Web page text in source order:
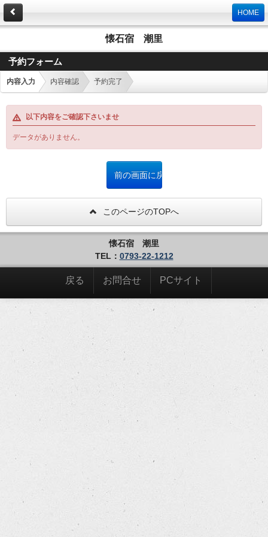
HOME
懐石宿 潮里
予約フォーム
内容入力 内容確認 予約完了
以下内容をご確認下さいませ
データがありません。
このページのTOPへ
懐石宿 潮里
TEL： 0793-22-1212
戻る お問合せ PCサイト